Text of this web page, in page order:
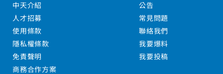
中天介紹
人才招募
使用條款
隱私權條款
免責聲明
商務合作方案
公告
常見問題
聯絡我們
我要爆料
我要投稿